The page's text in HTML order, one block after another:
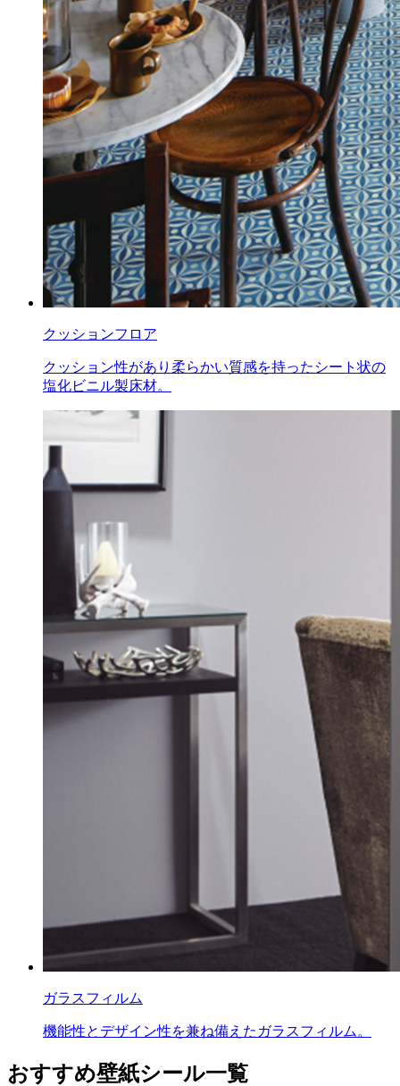
クッションフロア
クッション性があり柔らかい質感を持ったシート状の
塩化ビニル製床材。
ガラスフィルム
機能性とデザイン性を兼ね備えたガラスフィルム。
おすすめ壁紙シール一覧